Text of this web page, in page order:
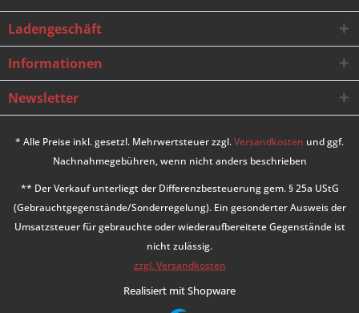
Ladengeschäft
Informationen
Newsletter
* Alle Preise inkl. gesetzl. Mehrwertsteuer zzgl.Versandkosten und ggf.
Nachnahmegebühren, wenn nicht anders beschrieben
** Der Verkauf unterliegt der Differenzbesteuerung gem. § 25a UStG
(Gebrauchtgegenstände/Sonderregelung). Ein gesonderter Ausweis der
Umsatzsteuer für gebrauchte oder wiederaufbereitete Gegenstände ist
nicht zulässig.
zzgl. Versandkosten
Realisiert mit Shopware